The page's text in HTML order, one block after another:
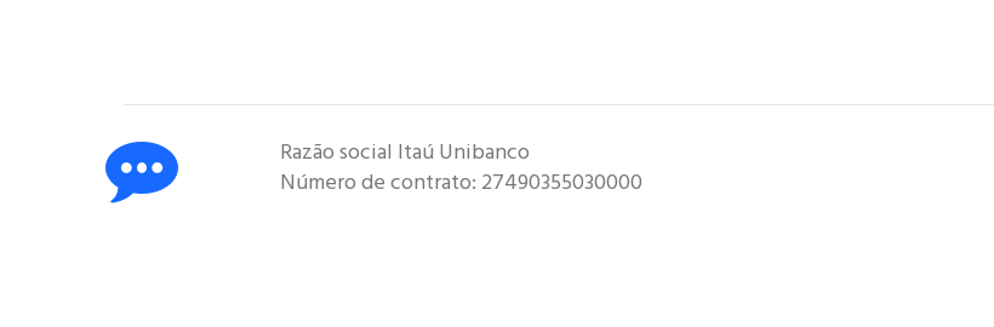
Razão social Itaú Unibanco
Número de contrato: 27490355030000